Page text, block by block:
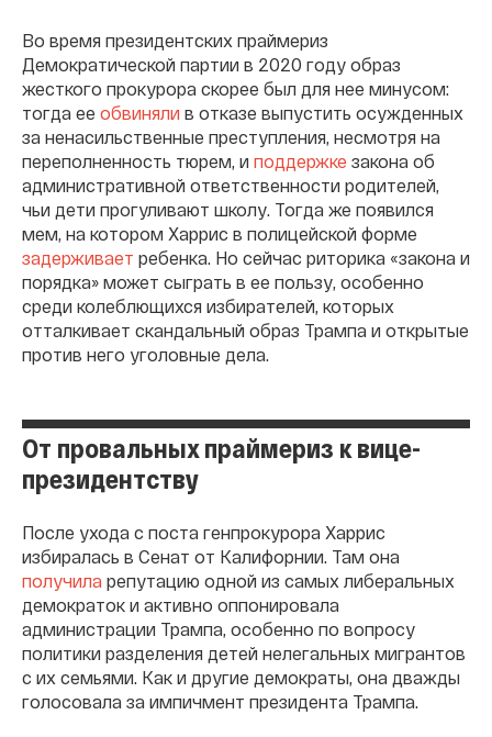
Во время президентских праймериз
Демократической партии в 2020 году образ
жесткого прокурора скорее был для нее минусом:
тогда ее обвиняли в отказе выпустить осужденных
за ненасильственные преступления, несмотря на
переполненность тюрем, и поддержке закона об
административной ответственности родителей,
чьи дети прогуливают школу. Тогда же появился
мем, на котором Харрис в полицейской форме
задерживает ребенка. Но сейчас риторика «закона и
порядка» может сыграть в ее пользу, особенно
среди колеблющихся избирателей, которых
отталкивает скандальный образ Трампа и открытые
против него уголовные дела.
От провальных праймериз к вице-
президентству
После ухода с поста генпрокурора Харрис
избиралась в Сенат от Калифорнии. Там она
получила репутацию одной из самых либеральных
демократок и активно оппонировала
администрации Трампа, особенно по вопросу
политики разделения детей нелегальных мигрантов
с их семьями. Как и другие демократы, она дважды
голосовала за импичмент президента Трампа.